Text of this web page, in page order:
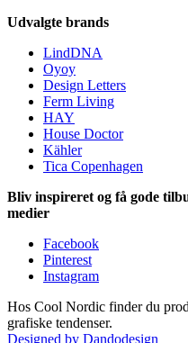
Udvalgte brands
LindDNA
Oyoy
Design Letters
Ferm Living
HAY
House Doctor
Kähler
Tica Copenhagen
Bliv inspireret og få gode
medier
Facebook
Pinterest
Instagram
Hos Cool Nordic finder du
grafiske tendenser.
Designed by Dandodesign